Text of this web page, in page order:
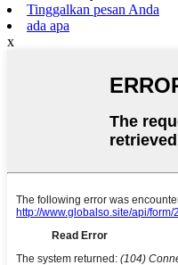
Tinggalkan pesan Anda
ada apa
x